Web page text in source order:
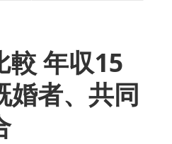
較 年収15
婚者、共同